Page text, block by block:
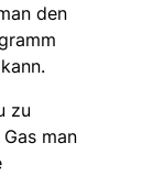
den
zu
man